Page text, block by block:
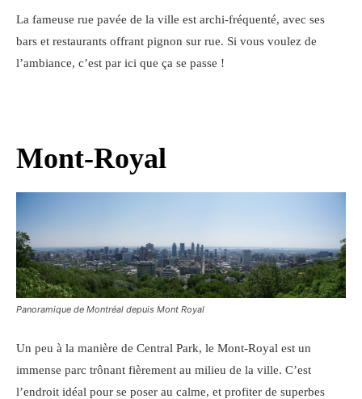
La fameuse rue pavée de la ville est archi-fréquenté, avec ses
bars et restaurants offrant pignon sur rue. Si vous voulez de
l’ambiance, c’est par ici que ça se passe !
Mont-Royal
Panoramique de Montréal depuis Mont Royal
Un peu à la manière de Central Park, le Mont-Royal est un
immense parc trônant fièrement au milieu de la ville. C’est
l’endroit idéal pour se poser au calme, et profiter de superbes